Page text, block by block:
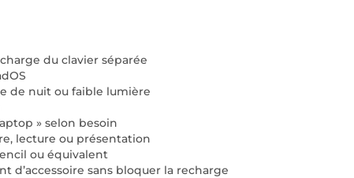
du clavier séparée
de nuit ou faible lumière
» selon besoin
lecture ou présentation
ou équivalent
d’accessoire sans bloquer la recharge